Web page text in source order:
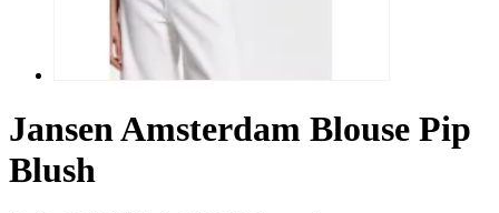
Jansen Amsterdam Blouse Pip
Blush